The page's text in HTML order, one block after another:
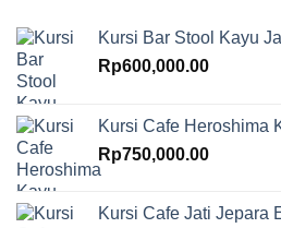
Kursi Bar Stool Kayu
Rp600,000.00
Kursi Cafe Heroshima
Rp750,000.00
Kursi Cafe Jati Jepara